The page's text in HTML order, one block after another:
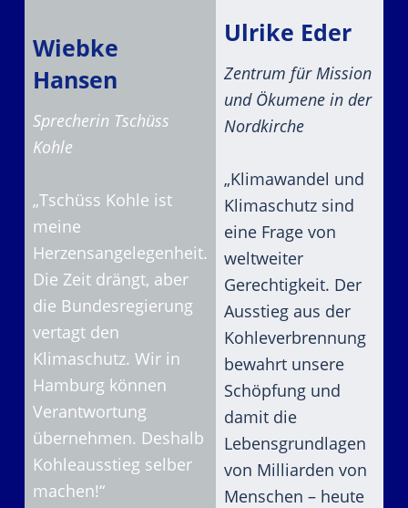
Wiebke
Hansen
Sprecherin Tschüss
Kohle
„Tschüss Kohle ist
meine
Herzensangelegenheit.
Die Zeit drängt, aber
die Bundesregierung
vertagt den
Klimaschutz. Wir in
Hamburg können
Verantwortung
übernehmen. Deshalb
Kohleausstieg selber
machen!“
Ulrike Eder
Zentrum für Mission
und Ökumene in der
Nordkirche
„Klimawandel und
Klimaschutz sind
eine Frage von
weltweiter
Gerechtigkeit. Der
Ausstieg aus der
Kohleverbrennung
bewahrt unsere
Schöpfung und
damit die
Lebensgrundlagen
von Milliarden von
Menschen – heute